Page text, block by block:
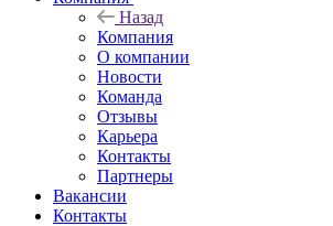
Назад
Компания
О компании
Новости
Команда
Отзывы
Карьера
Контакты
Партнеры
Вакансии
Контакты